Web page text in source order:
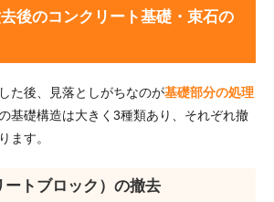
後のコンクリート基礎・束石の
た後、見落としがちなのが基礎部分の処理
基礎構造は大きく3種類あり、それぞれ撤
ます。
ートブロック）の撤去